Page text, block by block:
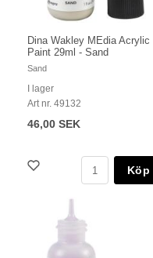
Dina Wakley MEdia Acrylic
Paint 29ml - Sand
Sand
I lager
Art nr. 49132
46,00 SEK
Köp